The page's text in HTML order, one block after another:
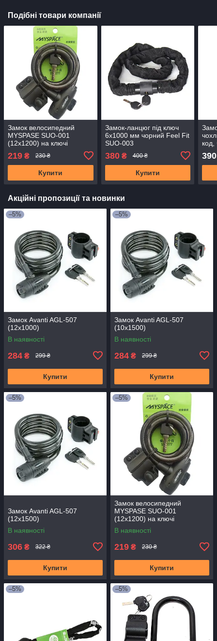
Подібні товари компанії
Замок велосипедний
MYSPASE SUO-001
(12x1200) на ключі
219 ₴ 230 ₴
Купити
Замок-ланцюг під ключ
6x1000 мм чорний Feel Fit
SUO-003
380₴ 400 ₴
Купити
код,
390
Акційні пропозиції та новинки
–5%
Замок Avanti AGL-507
(12x1000)
В наявності
284 ₴ 299 ₴
Купити
–5%
Замок Avanti AGL-507
(10x1500)
В наявності
284 ₴ 299 ₴
Купити
–5%
Замок Avanti AGL-507
(12x1500)
В наявності
306 ₴ 322 ₴
Купити
–5%
Замок велосипедний
MYSPASE SUO-001
(12x1200) на ключі
В наявності
219 ₴ 230 ₴
Купити
–5% –5%